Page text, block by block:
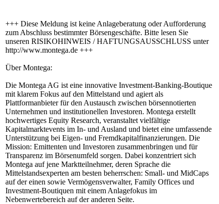
+++ Diese Meldung ist keine Anlageberatung oder Aufforderung
zum Abschluss bestimmter Börsengeschäfte. Bitte lesen Sie
unseren RISIKOHINWEIS / HAFTUNGSAUSSCHLUSS unter
http://www.montega.de +++
Über Montega:
Die Montega AG ist eine innovative Investment-Banking-Boutique
mit klarem Fokus auf den Mittelstand und agiert als
Plattformanbieter für den Austausch zwischen börsennotierten
Unternehmen und institutionellen Investoren. Montega erstellt
hochwertiges Equity Research, veranstaltet vielfältige
Kapitalmarktevents im In- und Ausland und bietet eine umfassende
Unterstützung bei Eigen- und Fremdkapitalfinanzierungen. Die
Mission: Emittenten und Investoren zusammenbringen und für
Transparenz im Börsenumfeld sorgen. Dabei konzentriert sich
Montega auf jene Marktteilnehmer, deren Sprache die
Mittelstandsexperten am besten beherrschen: Small- und MidCaps
auf der einen sowie Vermögensverwalter, Family Offices und
Investment-Boutiquen mit einem Anlagefokus im
Nebenwertebereich auf der anderen Seite.